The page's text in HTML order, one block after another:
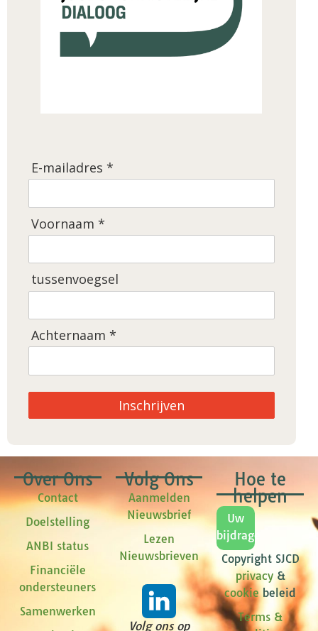
E-mailadres *
Voornaam *
tussenvoegsel
Achternaam *
Inschrijven
Over Ons
Contact
Doelstelling
ANBI status
Financiële
ondersteuners
Samenwerken
Volg Ons
Aanmelden
Nieuwsbrief
Lezen
Nieuwsbrieven
Volg ons op
Hoe te
helpen
Uw
bijdrage
Copyright SJCD
privacy&
cookiebeleid
Terms &